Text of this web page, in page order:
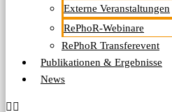
Externe Veranstaltungen
RePhoR-Webinare
RePhoR Transferevent
Publikationen & Ergebnisse
News